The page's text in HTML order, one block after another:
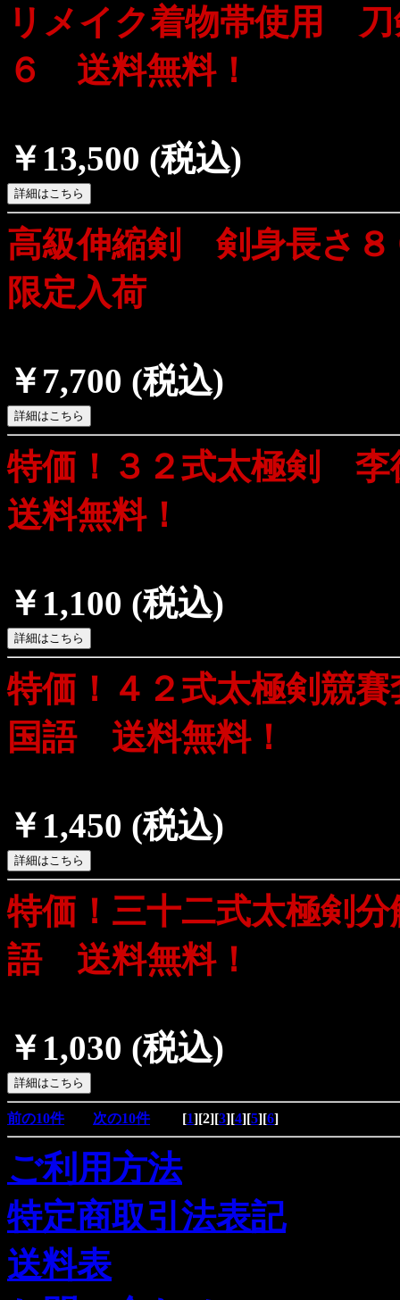
リメイク着物帯使用
６ 送料無料！
￥13,500 (税込)
高級伸縮剣 剣身長さ
限定入荷
￥7,700 (税込)
特価！３２式太極剣
送料無料！
￥1,100 (税込)
特価！４２式太極剣
国語 送料無料！
￥1,450 (税込)
特価！三十二式太極剣
語 送料無料！
￥1,030 (税込)
前の10件 次の10件[1][2][3][4][5][6]
ご利用方法
特定商取引法表記
送料表